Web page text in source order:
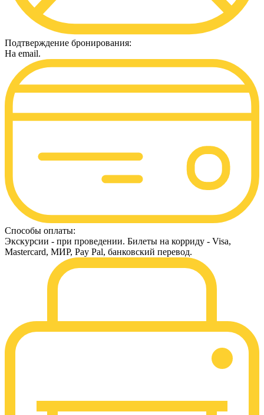
Подтверждение бронирования:
На email.
Способы оплаты:
Экскурсии - при проведении. Билеты на корриду - Visa,
Mastercard, МИР, Pay Pal, банковский перевод.